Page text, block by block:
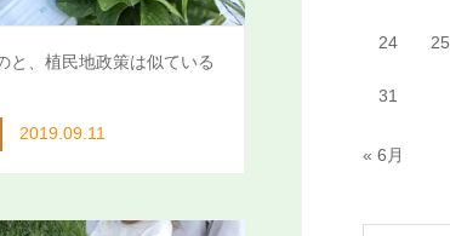
と、植民地政策は似ている
2019.09.11
24 25
31
« 6月